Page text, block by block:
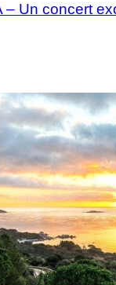
– Un concert